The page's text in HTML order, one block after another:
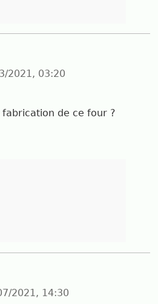
2021, 03:20
de ce four ?
2021, 14:30